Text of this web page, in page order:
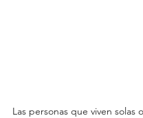
Las personas que viven